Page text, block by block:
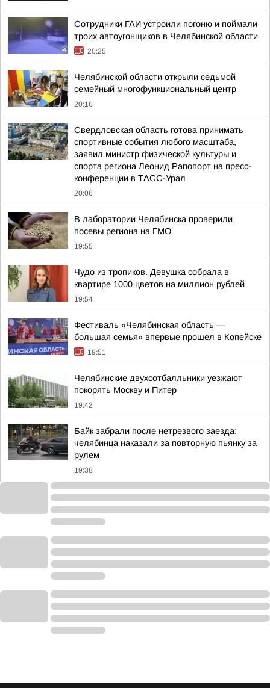
Сотрудники ГАИ устроили погоню и поймали
троих автоугонщиков в Челябинской области
20:25
Челябинской области открыли седьмой
семейный многофункциональный центр
20:16
Свердловская область готова принимать
спортивные события любого масштаба,
заявил министр физической культуры и
спорта региона Леонид Рапопорт на пресс-
конференции в ТАСС-Урал
20:06
В лаборатории Челябинска проверили
посевы региона на ГМО
19:55
Чудо из тропиков. Девушка собрала в
квартире 1000 цветов на миллион рублей
19:54
Фестиваль «Челябинская область —
большая семья» впервые прошел в Копейске
19:51
Челябинские двухсотбалльники уезжают
покорять Москву и Питер
19:42
Байк забрали после нетрезвого заезда:
челябинца наказали за повторную пьянку за
рулем
19:38